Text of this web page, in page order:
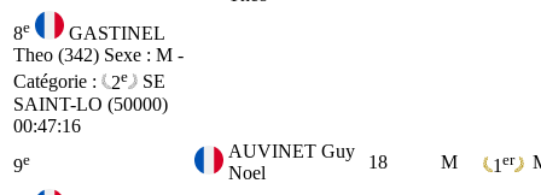
8e
GASTINEL
Theo (342) Sexe : M -
Catégorie :
2e
SE
SAINT-LO (50000)
00:47:16
9e
AUVINET Guy
Noel
18 M 1 er